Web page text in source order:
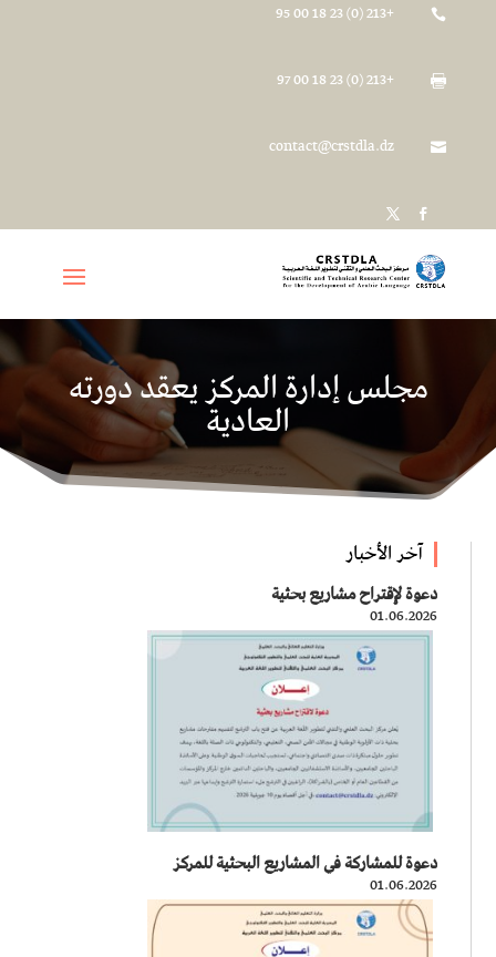

+213 (0) 23 18 00 95

+213 (0) 23 18 00 97

contact@crstdla.dz
مجلس إدارة المركز يعقد دورته
العادية
آخر الأخبار
دعوة لإقتراح مشاريع بحثية
01.06.2026
دعوة للمشاركة في المشاريع البحثية للمركز
01.06.2026